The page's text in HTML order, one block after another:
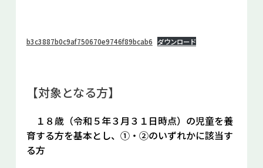
b3c3887b0c9af750670e9746f89bcab6 ダウンロード
【対象となる方】
１８歳（令和５年３月３１日時点）の児童を養
育する方を基本とし、①・②のいずれかに該当す
る方